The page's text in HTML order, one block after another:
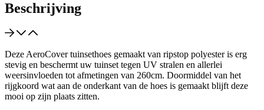
Beschrijving
Deze AeroCover tuinsethoes gemaakt van ripstop polyester is erg
stevig en beschermt uw tuinset tegen UV stralen en allerlei
weersinvloeden tot afmetingen van 260cm. Doormiddel van het
rijgkoord wat aan de onderkant van de hoes is gemaakt blijft deze
mooi op zijn plaats zitten.